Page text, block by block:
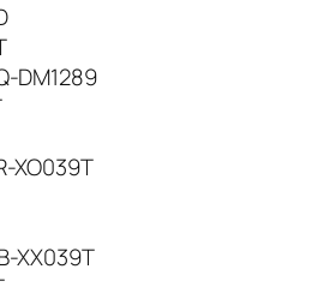
DM1289
XO039T
XX039T